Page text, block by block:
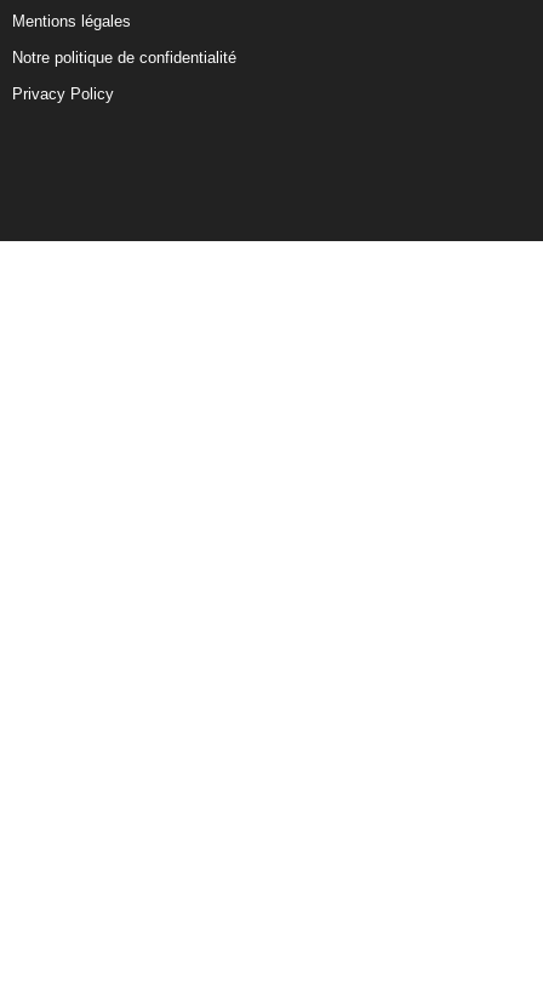
Mentions légales
Notre politique de confidentialité
Privacy Policy